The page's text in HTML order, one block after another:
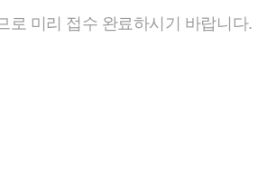
로 미리 접수 완료하시기 바랍니다.